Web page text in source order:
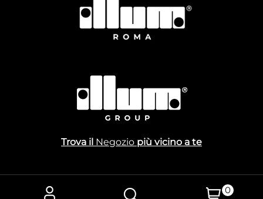
Trova il Negozio più vicino a te
0
Powered byPassepartout